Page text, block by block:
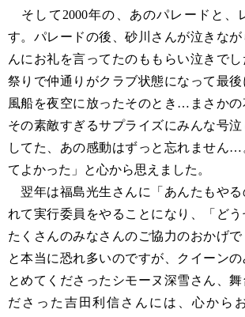
そして2000年の、あのパレードと、
す。パレードの後、砂川さんが泣きなが
んにお礼を言ってたのももらい泣きで
祭りで仲通りがクラブ状態になって最
風船を夜空に放ったそのとき…まさかの
その素敵すぎるサプライズにみんな号泣
してた、あの感動はずっと忘れません
てよかった」と心から思えました。
翌年は福島光生さんに「あんたもやる
れて実行委員をやることになり、「どう
たくさんのみなさんのご協力のおかげ
と本当に恐れ多いのですが、クイーンの
とめてくださったシモーヌ深雪さん、舞
ださった吉田利信さんには、心から